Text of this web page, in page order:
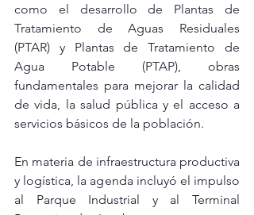
como el desarrollo de Plantas de
Tratamiento de Aguas Residuales
(PTAR) y Plantas de Tratamiento de
Agua Potable (PTAP), obras
fundamentales para mejorar la calidad
de vida, la salud pública y el acceso a
servicios básicos de la población.
En materia de infraestructura productiva
y logística, la agenda incluyó el impulso
al Parque Industrial y al Terminal